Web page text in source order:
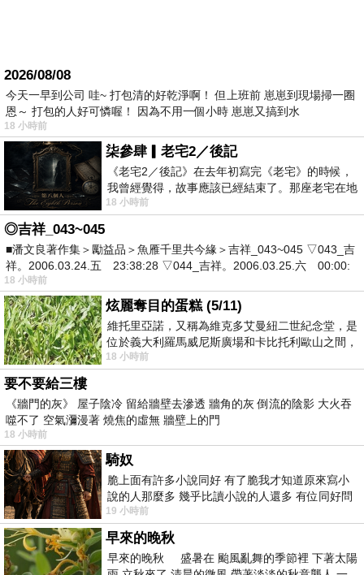
2026/08/08
今天一早到公司 哇~ 打包清的好乾淨啊！ 但上班前 崽崽到現場掃一圈
恩～ 打包的人好可憐喔！ 因為不用一個小時 崽崽又搞到水
18 小時前
柒參肆▎老宅2／後記
《老宅2／後記》在去年初寫完《老宅》的時候，
我曾經覺得，故事應該已經結束了。那座老宅在地
震中倒塌，七個人終於離開那片黑暗，
18 小時前
◎吉祥_043~045
■潘文良著作集＞勵益品＞魚雁千里共今緣＞吉祥_043~045 ▽043_吉
祥。2006.03.24.五 23:38:28 ▽044_吉祥。2006.03.25.六 00:00:
18 小時前
炫麗奪目的蛋糕 (5/11)
維托里亞諾，又稱為維克多艾曼紐二世紀念堂，是
位於義大利羅馬威尼斯廣場和卡比托利歐山之間，
用以紀念統一義大利統一後的的第一位國
18 小時前
要不要給三樓
《牆門的灰》 屋子陰冷 留給牆壁去滲透 牆角的灰 倒流的陰影 大火吞
噬不了 空氣瀰漫著 燒焦的虛無 牆壁上的門
18 小時前
騎奴
脆上面有許多小說同好 有了脆我才知道原來寫小
說的人那麼多 幾乎比讀小說的人還多 有位同好問
了一個問題 她說為什麼高中文學獎的
19 小時前
早來的晚秋
早來的晚秋 盛暑在 颱風亂舞的季節裡 下著太陽